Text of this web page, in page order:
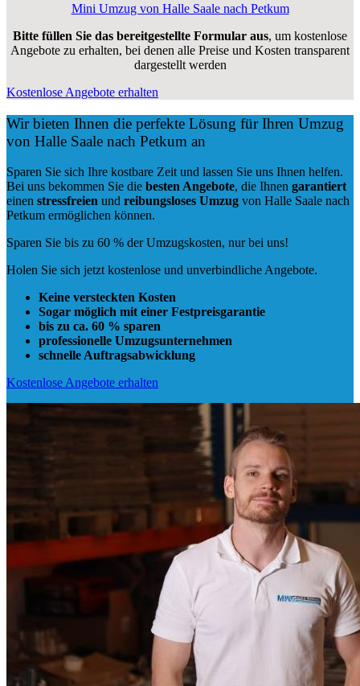
Mini Umzug von Halle Saale nach Petkum
Bitte füllen Sie das bereitgestellte Formular aus, um kostenlose
Angebote zu erhalten, bei denen alle Preise und Kosten transparent
dargestellt werden
Kostenlose Angebote erhalten
Wir bieten Ihnen die perfekte Lösung für Ihren Umzug
von Halle Saale nach Petkum an
Sparen Sie sich Ihre kostbare Zeit und lassen Sie uns Ihnen helfen.
Bei uns bekommen Sie die besten Angebote, die Ihnen garantiert
einen stressfreien und reibungsloses Umzug von Halle Saale nach
Petkum ermöglichen können.
Sparen Sie bis zu 60 % der Umzugskosten, nur bei uns!
Holen Sie sich jetzt kostenlose und unverbindliche Angebote.
Keine versteckten Kosten
Sogar möglich mit einer Festpreisgarantie
bis zu ca. 60 % sparen
professionelle Umzugsunternehmen
schnelle Auftragsabwicklung
Kostenlose Angebote erhalten